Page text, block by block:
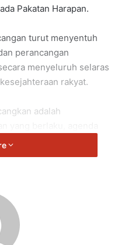
Pakatan Harapan.
turut menyentuh
perancangan
menyeluruh selaras
rakyat.
adalah
negeri terus menjadi
konsisten.
seperti biasa sejurus
perkembangan